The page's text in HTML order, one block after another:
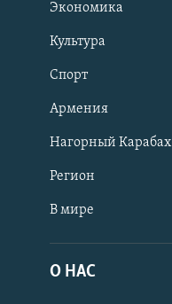
Экономика
Культура
Спорт
Армения
Нагорный Карабах
Регион
В мире
О НАС